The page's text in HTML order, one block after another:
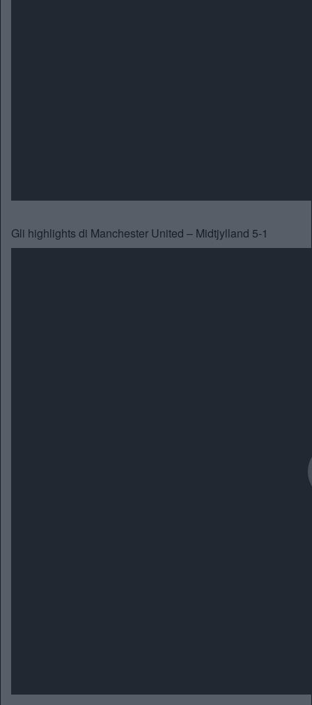
Gli highlights di Manchester United – Midtjylland 5-1